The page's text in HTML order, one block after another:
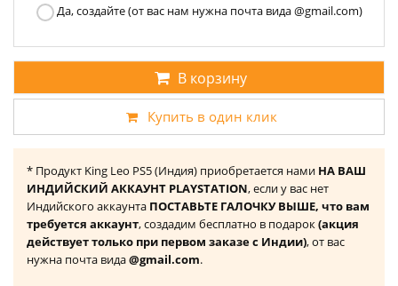
Да, создайте (от вас нам нужна почта вида @gmail.com)
В корзину
Купить в один клик
* Продукт King Leo PS5 (Индия) приобретается нами НА ВАШ
ИНДИЙСКИЙ АККАУНТ PLAYSTATION, если у вас нет
Индийского аккаунта ПОСТАВЬТЕ ГАЛОЧКУ ВЫШЕ, что вам
требуется аккаунт, создадим бесплатно в подарок(акция
действует только при первом заказе с Индии), от вас
нужна почта вида@gmail.com.